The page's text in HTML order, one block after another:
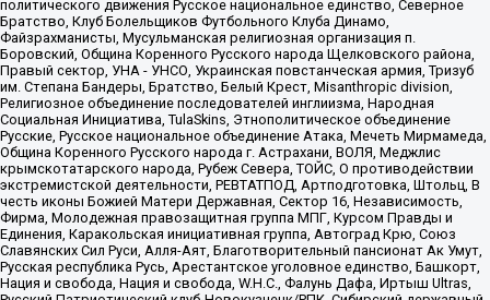
политического движения Русское национальное единство, Северное
Братство, Клуб Болельщиков Футбольного Клуба Динамо,
Файзрахманисты, Мусульманская религиозная организация п.
Боровский, Община Коренного Русского народа Щелковского района,
Правый сектор, УНА - УНСО, Украинская повстанческая армия, Тризуб
им. Степана Бандеры, Братство, Белый Крест, Misanthropic division,
Религиозное объединение последователей инглиизма, Народная
Социальная Инициатива, TulaSkins, Этнополитическое объединение
Русские, Русское национальное объединение Атака, Мечеть Мирмамеда,
Община Коренного Русского народа г. Астрахани, ВОЛЯ, Меджлис
крымскотатарского народа, Рубеж Севера, ТОЙС, О противодействии
экстремистской деятельности, РЕВТАТПОД, Артподготовка, Штольц, В
честь иконы Божией Матери Державная, Сектор 16, Независимость,
Фирма, Молодежная правозащитная группа МПГ, Курсом Правды и
Единения, Каракольская инициативная группа, Автоград Крю, Союз
Славянских Сил Руси, Алля-Аят, Благотворительный пансионат Ак Умут,
Русская республика Русь, Арестантское уголовное единство, Башкорт,
Нация и свобода, Нация и свобода, W.H.С., Фалунь Дафа, Иртыш Ultras,